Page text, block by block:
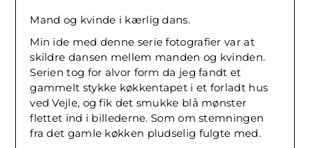
Mand og kvinde i kærlig dans.
Min ide med denne serie fotografier var at
skildre dansen mellem manden og kvinden.
Serien tog for alvor form da jeg fandt et
gammelt stykke køkkentapet i et forladt hus
ved Vejle, og fik det smukke blå mønster
flettet ind i billederne. Som om stemningen
fra det gamle køkken pludselig fulgte med.